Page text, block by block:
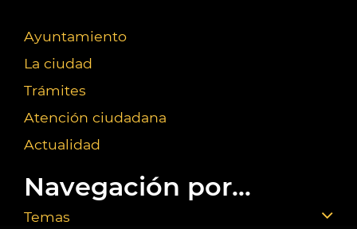
Ayuntamiento
La ciudad
Trámites
Atención ciudadana
Actualidad
Navegación por...
Temas